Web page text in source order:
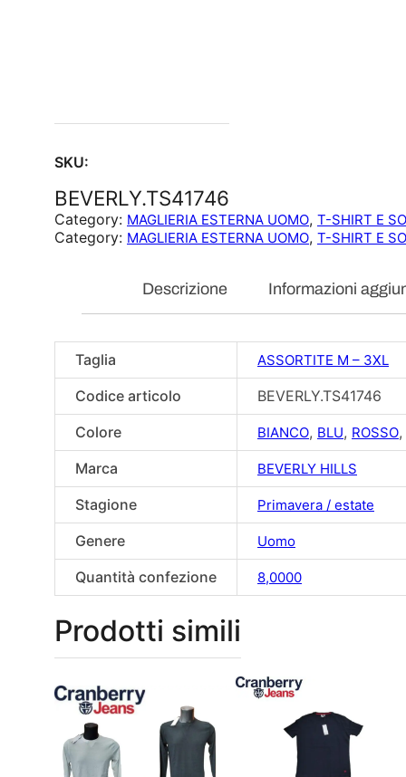
SKU:
BEVERLY.TS41746
Category: MAGLIERIA ESTERNA UOMO, T-SHIRT E
Category: MAGLIERIA ESTERNA UOMO, T-SHIRT E
Descrizione Informazioni
Taglia ASSORTITE M – 3XL
Codice articolo
BEVERLY.TS41746
Colore
BIANCO, BLU, ROSSO,
Marca
BEVERLY HILLS
Stagione Primavera / estate
Genere Uomo
Quantità confezione 8,0000
Prodotti simili